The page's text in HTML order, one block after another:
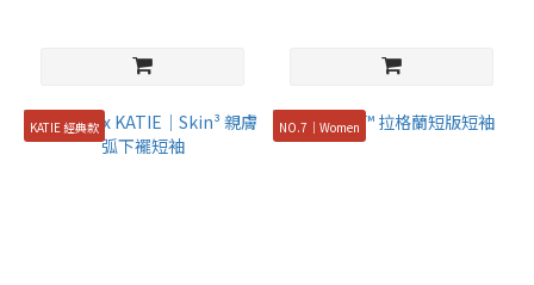
KATIE 經典款 NO.7｜Women